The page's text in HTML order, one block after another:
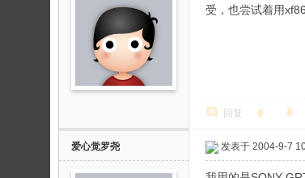
受，也尝试着用
回复
爱心觉罗尧 发表于 2004-9-7